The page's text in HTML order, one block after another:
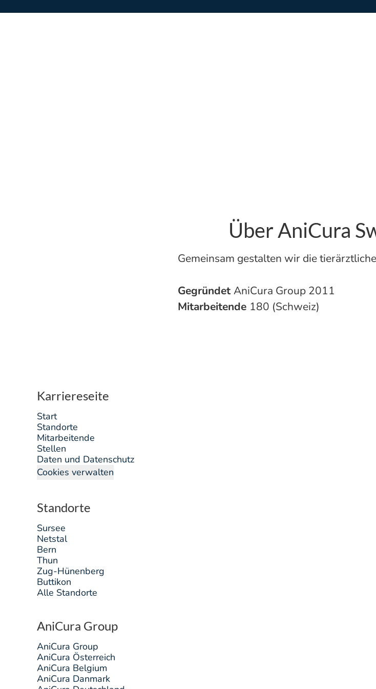
Über AniCura
Gemeinsam gestalten wir die
GegründetAniCura Group 2011
Mitarbeitende 180 (Schweiz)
Karriereseite
Start
Standorte
Mitarbeitende
Stellen
Daten und Datenschutz
Cookies verwalten
Standorte
Sursee
Netstal
Bern
Thun
Zug-Hünenberg
Buttikon
Alle Standorte
AniCura Group
AniCura Group
AniCura Österreich
AniCura Belgium
AniCura Danmark